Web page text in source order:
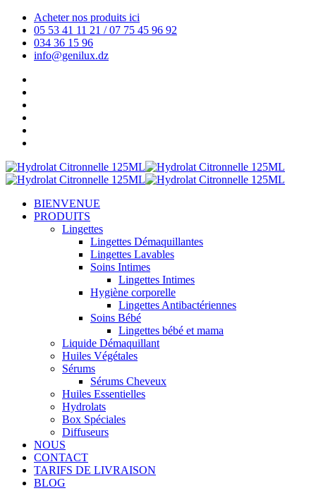
Acheter nos produits ici
05 53 41 11 21 / 07 75 45 96 92
034 36 15 96
info@genilux.dz
BIENVENUE
PRODUITS
Lingettes
Lingettes Démaquillantes
Lingettes Lavables
Soins Intimes
Lingettes Intimes
Hygiène corporelle
Lingettes Antibactériennes
Soins Bébé
Lingettes bébé et mama
Liquide Démaquillant
Huiles Végétales
Sérums
Sérums Cheveux
Huiles Essentielles
Hydrolats
Box Spéciales
Diffuseurs
NOUS
CONTACT
TARIFS DE LIVRAISON
BLOG